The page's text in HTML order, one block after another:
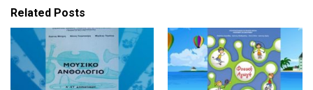
Related Posts